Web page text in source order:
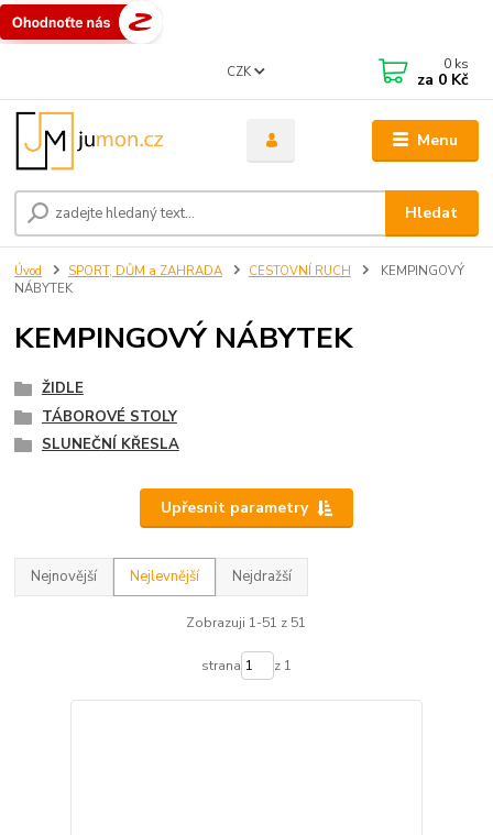
Menu
CZK
Hledat
0 ks
za 0 Kč
Úvod SPORT, DŮM a ZAHRADA CESTOVNÍ RUCH
KEMPINGOVÝ
NÁBYTEK
KEMPINGOVÝ NÁBYTEK
ŽIDLE
TÁBOROVÉ STOLY
SLUNEČNÍ KŘESLA
Upřesnit parametry
Nejnovější Nejlevnější Nejdražší
Zobrazuji 1-51 z 51
strana z 1